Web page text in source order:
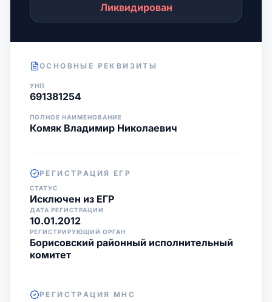
Ликвидирован
ОСНОВНЫЕ РЕКВИЗИТЫ
УНП
691381254
ПОЛНОЕ НАИМЕНОВАНИЕ
Комяк Владимир Николаевич
РЕГИСТРАЦИЯ ЕГР
СТАТУС
Исключен из ЕГР
ДАТА РЕГИСТРАЦИИ
10.01.2012
РЕГИСТРИРУЮЩИЙ ОРГАН
Борисовский районный исполнительный
комитет
РЕГИСТРАЦИЯ МНС